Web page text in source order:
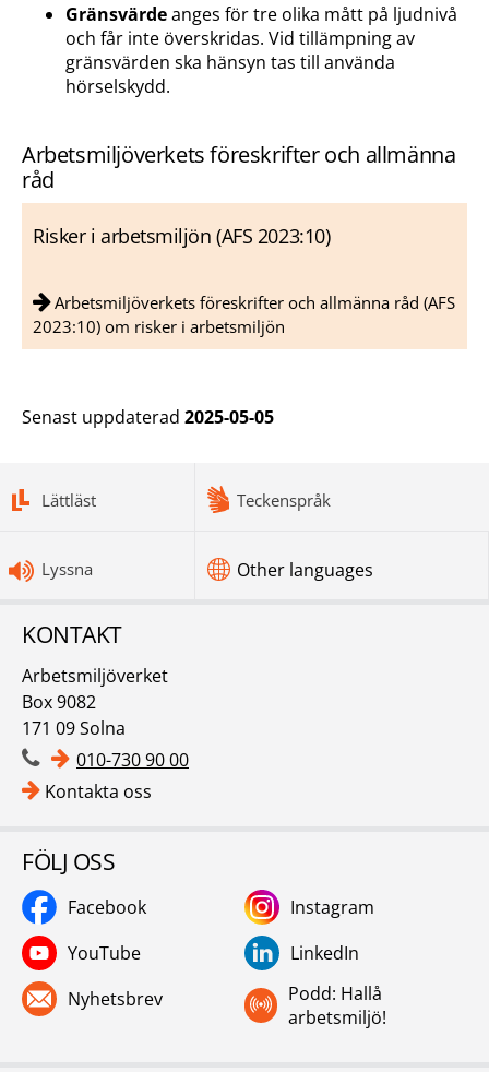
Gränsvärdeanges för tre olika mått på ljudnivå
och får inte överskridas. Vid tillämpning av
gränsvärden ska hänsyn tas till använda
hörselskydd.
Arbetsmiljöverkets föreskrifter och allmänna
råd
Risker i arbetsmiljön (AFS 2023:10)
Arbetsmiljöverkets föreskrifter och allmänna råd (AFS
2023:10) om risker i arbetsmiljön
Senast uppdaterad 2025-05-05
Lättläst Teckenspråk
Lyssna Other languages
KONTAKT
Arbetsmiljöverket
Box 9082
171 09 Solna
010-730 90 00
Kontakta oss
FÖLJ OSS
Facebook
Instagram
YouTube
LinkedIn
Nyhetsbrev
Podd: Hallå
arbetsmiljö!